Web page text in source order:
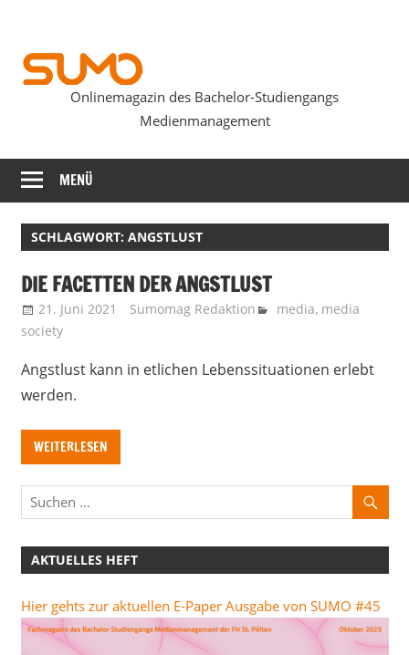
springen
SUMOmag
Onlinemagazin des Bachelor-Studiengangs
Medienmanagement
MENÜ
SCHLAGWORT: ANGSTLUST
DIE FACETTEN DER ANGSTLUST
21. Juni 2021 Sumomag Redaktion media, media
society
Angstlust kann in etlichen Lebenssituationen erlebt
werden.
WEITERLESEN
AKTUELLES HEFT
Hier gehts zur aktuellen E-Paper Ausgabe von SUMO #45